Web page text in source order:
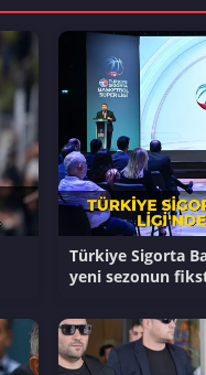
Türkiye Sigorta
yeni sezonun